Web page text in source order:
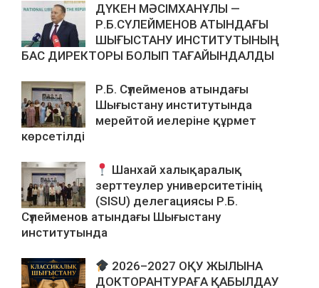
ДҮКЕН МӘСІМХАНҰЛЫ —
Р.Б.СҮЛЕЙМЕНОВ АТЫНДАҒЫ
ШЫҒЫСТАНУ ИНСТИТУТЫНЫҢ
БАС ДИРЕКТОРЫ БОЛЫП ТАҒАЙЫНДАЛДЫ
Р.Б. Сүлейменов атындағы
Шығыстану институтында
мерейтой иелеріне құрмет
көрсетілді
Шанхай халықаралық
зерттеулер университетінің
(SISU) делегациясы Р.Б.
Сүлейменов атындағы Шығыстану
институтында
2026–2027 ОҚУ ЖЫЛЫНА
ДОКТОРАНТУРАҒА ҚАБЫЛДАУ